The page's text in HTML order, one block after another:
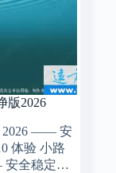
版2026
2026 —— 安
体验 小路
安全稳定…